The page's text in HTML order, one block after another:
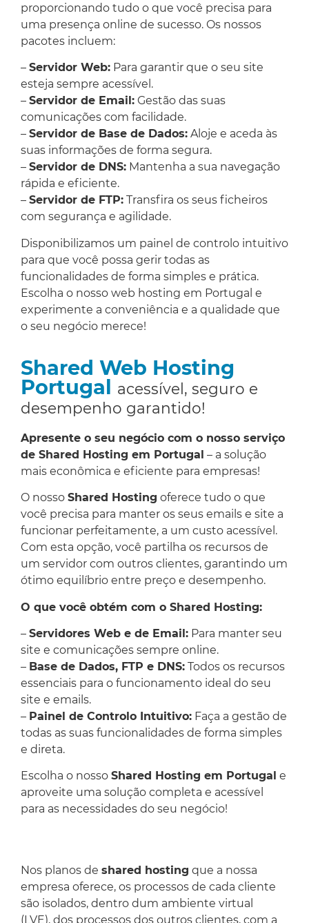
proporcionando tudo o que você precisa para
uma presença online de sucesso. Os nossos
pacotes incluem:
– Servidor Web: Para garantir que o seu site
esteja sempre acessível.
– Servidor de Email: Gestão das suas
comunicações com facilidade.
– Servidor de Base de Dados: Aloje e aceda às
suas informações de forma segura.
– Servidor de DNS: Mantenha a sua navegação
rápida e eficiente.
– Servidor de FTP: Transfira os seus ficheiros
com segurança e agilidade.
Disponibilizamos um painel de controlo intuitivo
para que você possa gerir todas as
funcionalidades de forma simples e prática.
Escolha o nosso web hosting em Portugal e
experimente a conveniência e a qualidade que
o seu negócio merece!
Shared Web Hosting
Portugal acessível, seguro e
desempenho garantido!
Apresente o seu negócio com o nosso serviço
de Shared Hosting em Portugal – a solução
mais econômica e eficiente para empresas!
O nosso Shared Hosting oferece tudo o que
você precisa para manter os seus emails e site a
funcionar perfeitamente, a um custo acessível.
Com esta opção, você partilha os recursos de
um servidor com outros clientes, garantindo um
ótimo equilíbrio entre preço e desempenho.
O que você obtém com o Shared Hosting:
– Servidores Web e de Email: Para manter seu
site e comunicações sempre online.
– Base de Dados, FTP e DNS: Todos os recursos
essenciais para o funcionamento ideal do seu
site e emails.
– Painel de Controlo Intuitivo: Faça a gestão de
todas as suas funcionalidades de forma simples
e direta.
Escolha o nosso Shared Hosting em Portugal e
aproveite uma solução completa e acessível
para as necessidades do seu negócio!
Nos planos de shared hosting que a nossa
empresa oferece, os processos de cada cliente
são isolados, dentro dum ambiente virtual
(LVE), dos processos dos outros clientes, com a